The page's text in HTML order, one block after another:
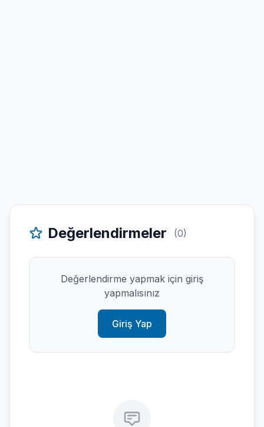
Değerlendirmeler (0)
Değerlendirme yapmak için giriş
yapmalısınız
Giriş Yap